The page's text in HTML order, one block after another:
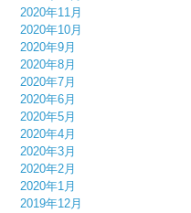
2020年11月
2020年10月
2020年9月
2020年8月
2020年7月
2020年6月
2020年5月
2020年4月
2020年3月
2020年2月
2020年1月
2019年12月